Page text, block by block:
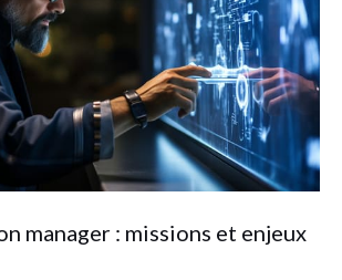
manager : missions et enjeux